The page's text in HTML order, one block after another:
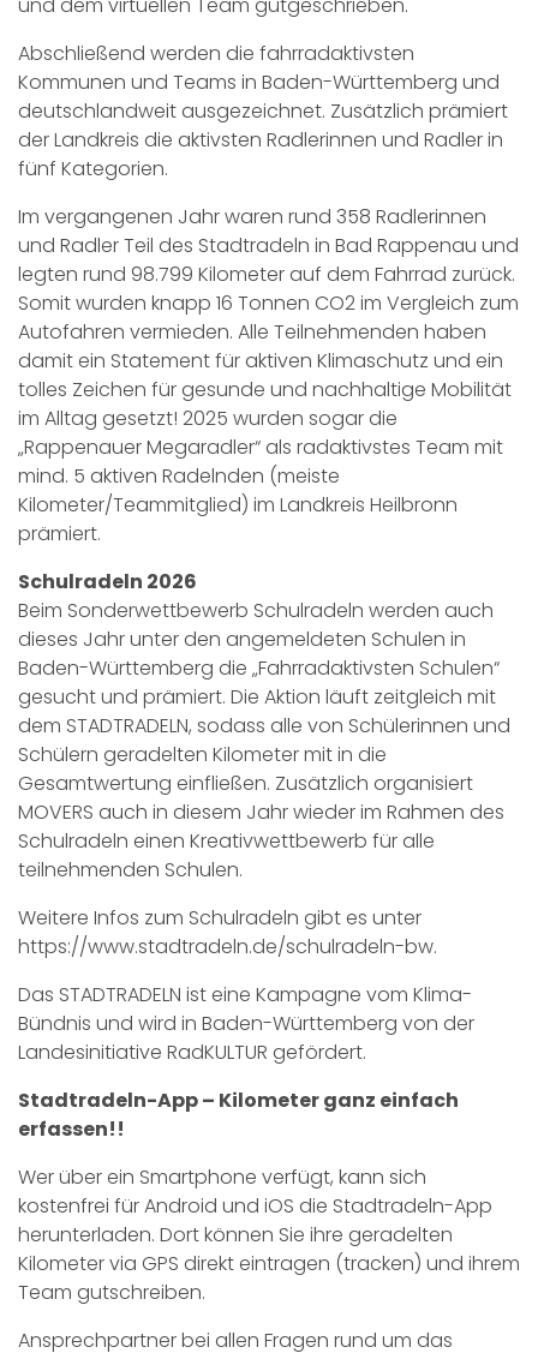
Abschließend werden die fahrradaktivsten
Kommunen und Teams in Baden-Württemberg und
deutschlandweit ausgezeichnet. Zusätzlich prämiert
der Landkreis die aktivsten Radlerinnen und Radler in
fünf Kategorien.
Im vergangenen Jahr waren rund 358 Radlerinnen
und Radler Teil des Stadtradeln in Bad Rappenau und
legten rund 98.799 Kilometer auf dem Fahrrad zurück.
Somit wurden knapp 16 Tonnen CO2 im Vergleich zum
Autofahren vermieden. Alle Teilnehmenden haben
damit ein Statement für aktiven Klimaschutz und ein
tolles Zeichen für gesunde und nachhaltige Mobilität
im Alltag gesetzt! 2025 wurden sogar die
„Rappenauer Megaradler“ als radaktivstes Team mit
mind. 5 aktiven Radelnden (meiste
Kilometer/Teammitglied) im Landkreis Heilbronn
prämiert.
Schulradeln 2026
Beim Sonderwettbewerb Schulradeln werden auch
dieses Jahr unter den angemeldeten Schulen in
Baden-Württemberg die „Fahrradaktivsten Schulen“
gesucht und prämiert. Die Aktion läuft zeitgleich mit
dem STADTRADELN, sodass alle von Schülerinnen und
Schülern geradelten Kilometer mit in die
Gesamtwertung einfließen. Zusätzlich organisiert
MOVERS auch in diesem Jahr wieder im Rahmen des
Schulradeln einen Kreativwettbewerb für alle
teilnehmenden Schulen.
Weitere Infos zum Schulradeln gibt es unter
https://www.stadtradeln.de/schulradeln-bw.
Das STADTRADELN ist eine Kampagne vom Klima-
Bündnis und wird in Baden-Württemberg von der
Landesinitiative RadKULTUR gefördert.
Stadtradeln-App – Kilometer ganz einfach
erfassen!!
Wer über ein Smartphone verfügt, kann sich
kostenfrei für Android und iOS die Stadtradeln-App
herunterladen. Dort können Sie ihre geradelten
Kilometer via GPS direkt eintragen (tracken) und ihrem
Team gutschreiben.
Ansprechpartner bei allen Fragen rund um das